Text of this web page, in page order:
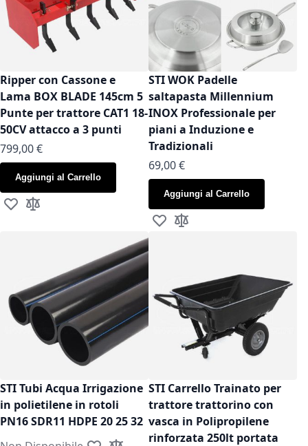
Ripper con Cassone e
Lama BOX BLADE 145cm 5
Punte per trattore CAT1 18-
50CV attacco a 3 punti
799,00 €
Aggiungi al Carrello
Aggiungi alla lista desideri
Aggiungi al confronto
STI WOK Padelle
saltapasta Millennium
INOX Professionale per
piani a Induzione e
Tradizionali
As low as
69,00 €
Aggiungi al Carrello
Aggiungi alla lista desideri
Aggiungi al confronto
STI Tubi Acqua Irrigazione
in polietilene in rotoli
PN16 SDR11 HDPE 20 25 32
STI Carrello Trainato per
trattore trattorino con
vasca in Polipropilene
rinforzata 250lt portata